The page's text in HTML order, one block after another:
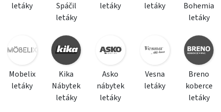
letáky
Spáčil
letáky
letáky letáky
Bohemia
letáky
Mobelix
letáky
Kika
Nábytek
letáky
Asko
nábytek
letáky
Vesna
letáky
Breno
koberce
letáky